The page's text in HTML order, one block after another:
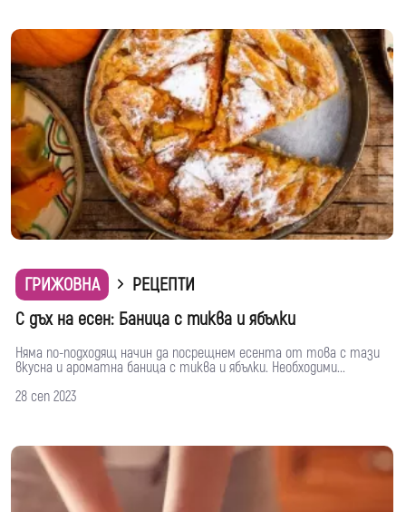
ГРИЖОВНА
РЕЦЕПТИ
С дъх на есен: Баница с тиква и ябълки
Няма по-подходящ начин да посрещнем есента от това с тази
вкусна и ароматна баница с тиква и ябълки. Необходими...
28 сеп 2023